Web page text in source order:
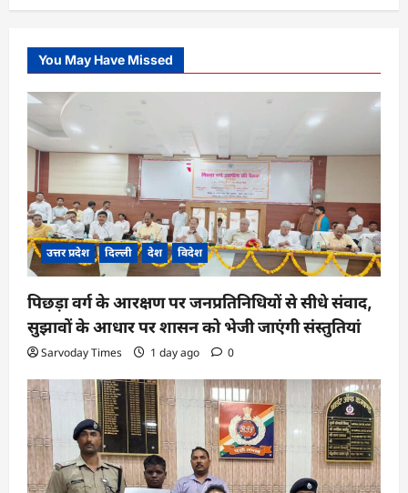
You May Have Missed
उत्तर प्रदेश दिल्ली देश विदेश
पिछड़ा वर्ग के आरक्षण पर जनप्रतिनिधियों से सीधे संवाद,
सुझावों के आधार पर शासन को भेजी जाएंगी संस्तुतियां
Sarvoday Times 1 day ago 0